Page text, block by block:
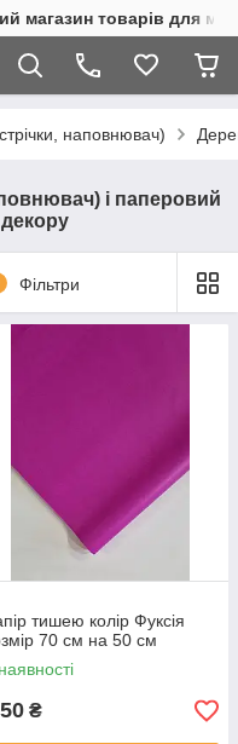
магазин товарів для
наповнювач)
і паперовий
Фільтри
тишею колір Фуксія
70 см на 50 см
₴